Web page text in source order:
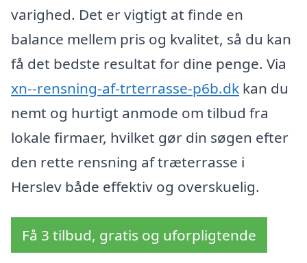
varighed. Det er vigtigt at finde en
balance mellem pris og kvalitet, så du kan
få det bedste resultat for dine penge. Via
xn--rensning-af-trterrasse-p6b.dk kan du
nemt og hurtigt anmode om tilbud fra
lokale firmaer, hvilket gør din søgen efter
den rette rensning af træterrasse i
Herslev både effektiv og overskuelig.
Få 3 tilbud, gratis og uforpligtende